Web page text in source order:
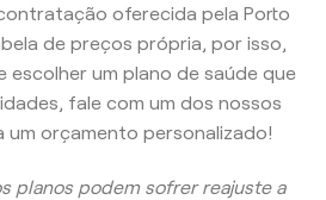
oferecida pela Porto
de preços própria, por isso,
escolher um plano de saúde que
fale com um dos nossos
um orçamento personalizado!
planos podem sofrer reajuste a